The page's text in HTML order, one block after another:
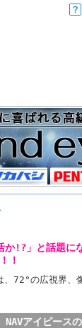
か!?」と話題に
！
72°の広視界
NAVアイピース